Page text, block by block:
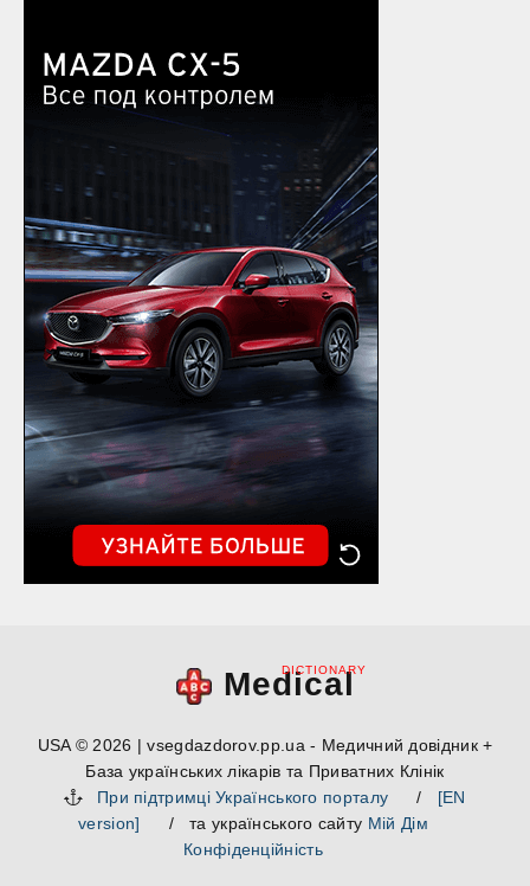
Medical
DICTIONARY
USA © 2026 | vsegdazdorov.pp.ua - Медичний довідник +
База українських лікарів та Приватних Клінік
При підтримці Українського порталу
/ [EN
version]
/ та українського сайту Мій Дім
Конфіденційність